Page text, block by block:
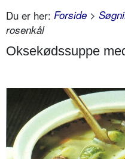
Du er her: Forside >
rosenkål
Oksekødssuppe